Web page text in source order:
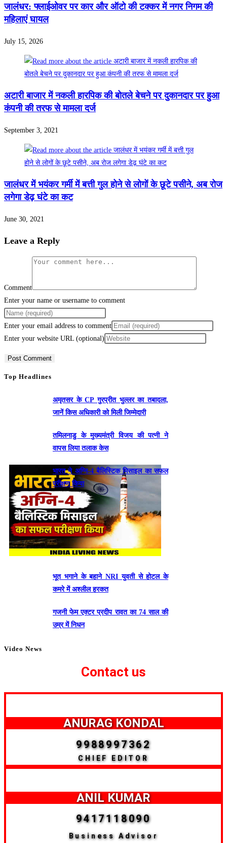
जालंधर: फ्लाईओवर पर कार और ऑटो की टक्कर में नगर निगम की
महिलाएं घायल
July 15, 2026
अटारी बाजार में नकली हारपिक की बोतले बेचने पर दुकानदार पर हुआ
कंपनी की तरफ से मामला दर्ज
September 3, 2021
जालंधर में भयंकर गर्मी में बत्ती गुल होने से लोगों के छूटे पसीने, अब रोज
लगेगा डेढ़ घंटे का कट
June 30, 2021
Leave a Reply
Comment
Enter your name or username to comment
Enter your email address to comment
Enter your website URL (optional)
Top Headlines
अमृतसर के CP गुरप्रीत भुल्लर का तबादला,
जानें किस अधिकारी को मिली जिम्मेदारी
तमिलनाडु के मुख्यमंत्री विजय की पत्नी ने
वापस लिया तलाक केस
भारत ने अग्नि-4 बैलिस्टिक मिसाइल का सफल
परीक्षण किया
भूत भगाने के बहाने NRI युवती से होटल के
कमरे में अश्लील हरकत
गजनी फेम एक्टर प्रदीप रावत का 74 साल की
उम्र में निधन
Video News
Contact us
ANURAG KONDAL
9988997362
CHIEF EDITOR
ANIL KUMAR
9417118090
Business Advisor